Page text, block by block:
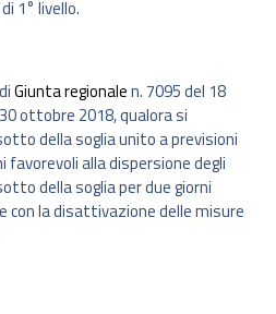
1° livello.
Giunta regionalen. 7095 del 18
ottobre 2018, qualora si
della soglia unito a previsioni
favorevoli alla dispersione degli
della soglia per due giorni
con la disattivazione delle misure